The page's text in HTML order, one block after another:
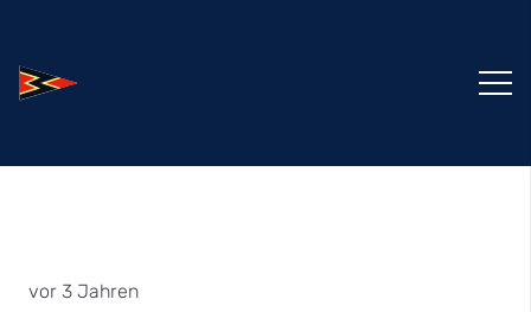
vor 3 Jahren